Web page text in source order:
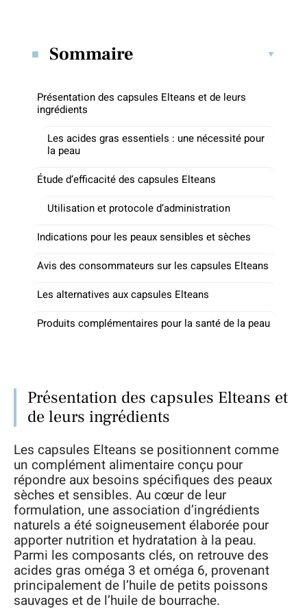
Sommaire
Présentation des capsules Elteans et de leurs
ingrédients
Les acides gras essentiels : une nécessité pour
la peau
Étude d’efficacité des capsules Elteans
Utilisation et protocole d’administration
Indications pour les peaux sensibles et sèches
Avis des consommateurs sur les capsules Elteans
Les alternatives aux capsules Elteans
Produits complémentaires pour la santé de la peau
Présentation des capsules Elteans et
de leurs ingrédients
Les capsules Elteans se positionnent comme
un complément alimentaire conçu pour
répondre aux besoins spécifiques des peaux
sèches et sensibles. Au cœur de leur
formulation, une association d’ingrédients
naturels a été soigneusement élaborée pour
apporter nutrition et hydratation à la peau.
Parmi les composants clés, on retrouve des
acides gras oméga 3 et oméga 6, provenant
principalement de l’huile de petits poissons
sauvages et de l’huile de bourrache.